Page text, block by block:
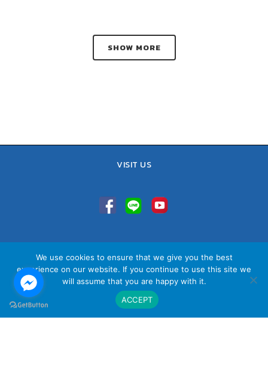
SHOW MORE
VISIT US
Sales Team : 084-085-6324
Email : contact@vithita.com
นโยบายทางธุรกิจ
We use cookies to ensure that we give you the best
experience on our website. If you continue to use this site we
will assume that you are happy with it.
ACCEPT